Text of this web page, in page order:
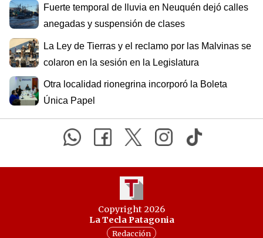
Fuerte temporal de lluvia en Neuquén dejó calles
anegadas y suspensión de clases
La Ley de Tierras y el reclamo por las Malvinas se
colaron en la sesión en la Legislatura
Otra localidad rionegrina incorporó la Boleta
Única Papel
Copyright 2026
La Tecla Patagonia
Redacción